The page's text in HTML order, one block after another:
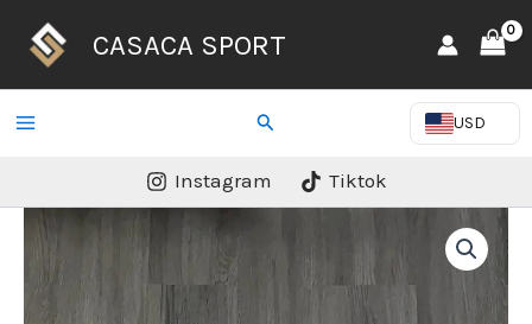
CASACA SPORT
Buscar USD
Instagram Tiktok